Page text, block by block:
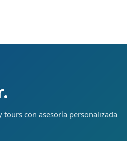
tours con asesoría personalizada